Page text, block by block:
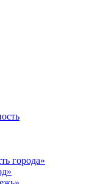
города»